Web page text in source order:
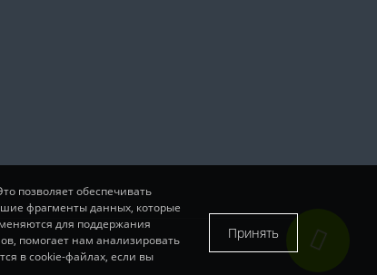
позволяет обеспечивать
фрагменты данных, которые
для поддержания
помогает нам анализировать
в cookie-файлах, если вы
Принять